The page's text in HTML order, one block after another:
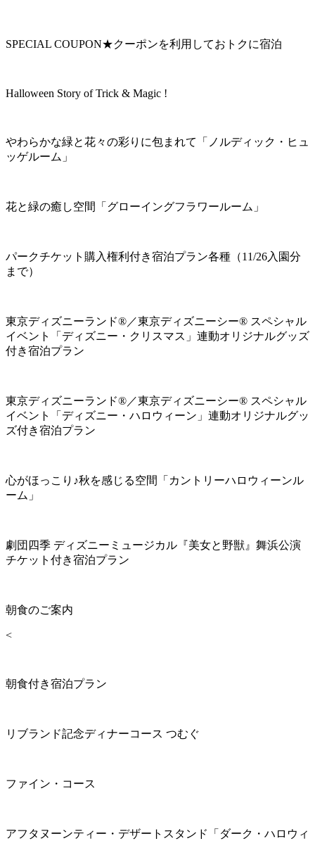
SPECIAL COUPON★クーポンを利用しておトクに宿泊
Halloween Story of Trick & Magic !
やわらかな緑と花々の彩りに包まれて「ノルディック・ヒュ
ッゲルーム」
花と緑の癒し空間「グローイングフラワールーム」
パークチケット購入権利付き宿泊プラン各種（11/26入園分
まで）
東京ディズニーランド®／東京ディズニーシー® スペシャル
イベント「ディズニー・クリスマス」連動オリジナルグッズ
付き宿泊プラン
東京ディズニーランド®／東京ディズニーシー® スペシャル
イベント「ディズニー・ハロウィーン」連動オリジナルグッ
ズ付き宿泊プラン
心がほっこり♪秋を感じる空間「カントリーハロウィーンル
ーム」
劇団四季 ディズニーミュージカル『美女と野獣』舞浜公演
チケット付き宿泊プラン
朝食のご案内
<
朝食付き宿泊プラン
リブランド記念ディナーコース つむぐ
ファイン・コース
アフタヌーンティー・デザートスタンド「ダーク・ハロウィ